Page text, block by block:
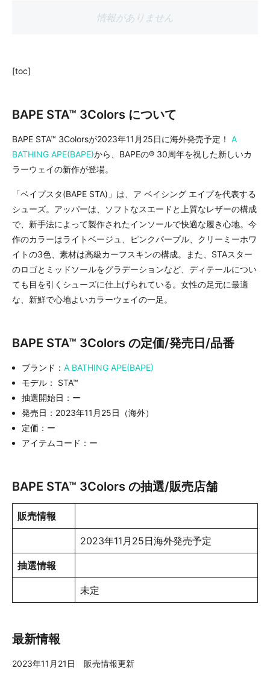
情報がありません
[toc]
BAPE STA™ 3Colors について
BAPE STA™ 3Colorsが2023年11月25日に海外発売予定！ A
BATHING APE(BAPE)から、BAPEの® 30周年を祝した新しいカ
ラーウェイの新作が登場。
「ベイプスタ(BAPE STA)」は、ア ベイシング エイプを代表する
シューズ。アッパーは、ソフトなスエードと上質なレザーの構成
で、新手法によって製作されたインソールで快適な履き心地。今
作のカラーはライトベージュ、ピンクパープル、クリーミーホワ
イトの3色、素材は高級カーフスキンの構成。また、STAスター
のロゴとミッドソールをグラデーションなど、ディテールについ
ても目を引くシューズに仕上げられている。女性の足元に最適
な、新鮮で心地よいカラーウェイの一足。
BAPE STA™ 3Colors の定価/発売日/品番
ブランド： A BATHING APE(BAPE)
モデル： STA™
抽選開始日：ー
発売日：2023年11月25日（海外）
定価：ー
アイテムコード：ー
BAPE STA™ 3Colors の抽選/販売店舗
販売情報
2023年11月25日海外発売予定
抽選情報
未定
最新情報
2023年11月21日 販売情報更新